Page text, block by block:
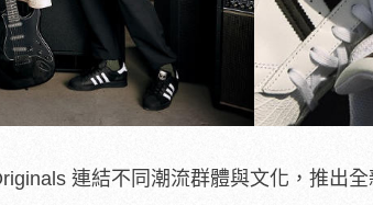
連結不同潮流群體與文化，推出